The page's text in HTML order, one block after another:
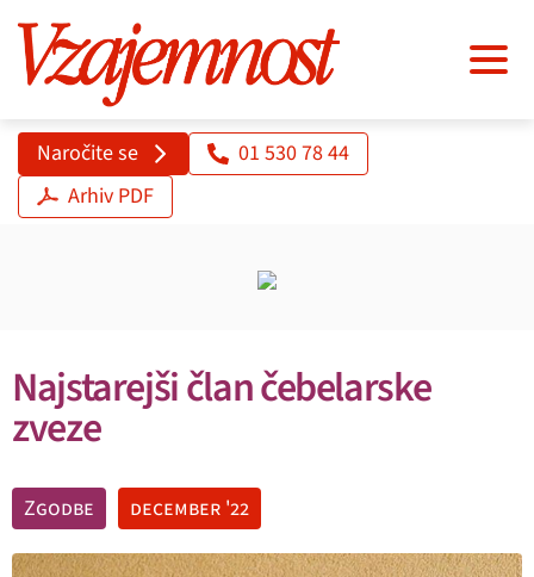
Naročite se
01 530 78 44
Arhiv PDF
Najstarejši član čebelarske
zveze
Zgodbe december '22